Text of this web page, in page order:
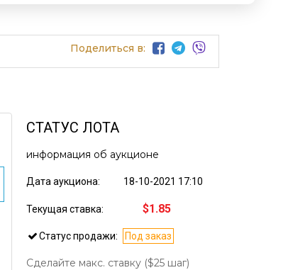
Поделиться в:
СТАТУС ЛОТА
информация об аукционе
Дата аукциона: 18-10-2021 17:10
Текущая ставка: $1.85
Статус продажи: Под заказ
Сделайте макс. ставку ($25 шаг)